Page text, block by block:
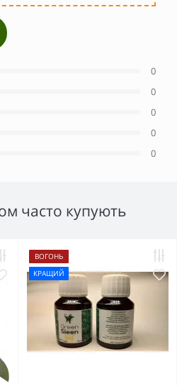
0
0
0
0
0
часто купують
ВОГОНЬ
КРАЩИЙ